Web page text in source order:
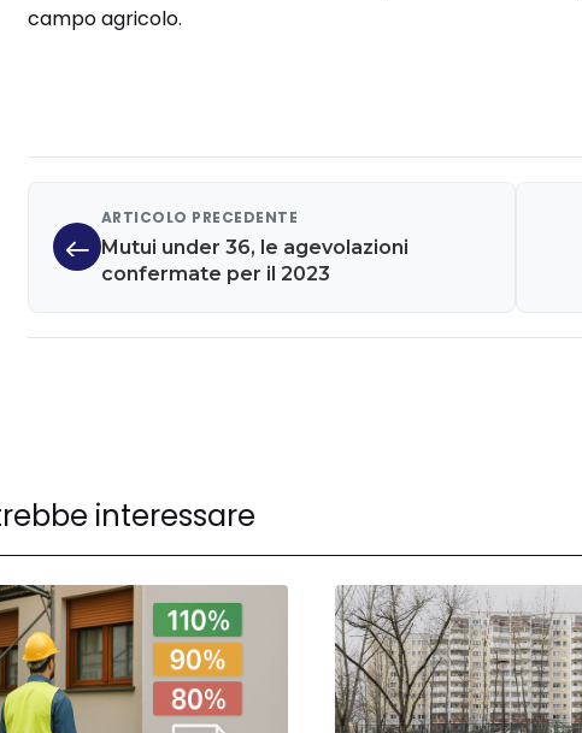
campo agricolo.
ARTICOLO PRECEDENTE
Mutui under 36, le agevolazioni
confermate per il 2023
interessare